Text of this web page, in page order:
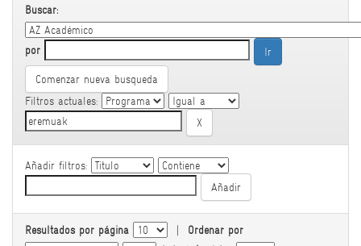
Buscar:
por
Comenzar nueva busqueda
Filtros actuales:
Añadir filtros:
Resultados por página | Ordenar por